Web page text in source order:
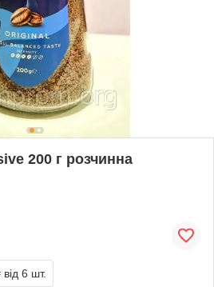
200 г розчинна
від 6 шт.